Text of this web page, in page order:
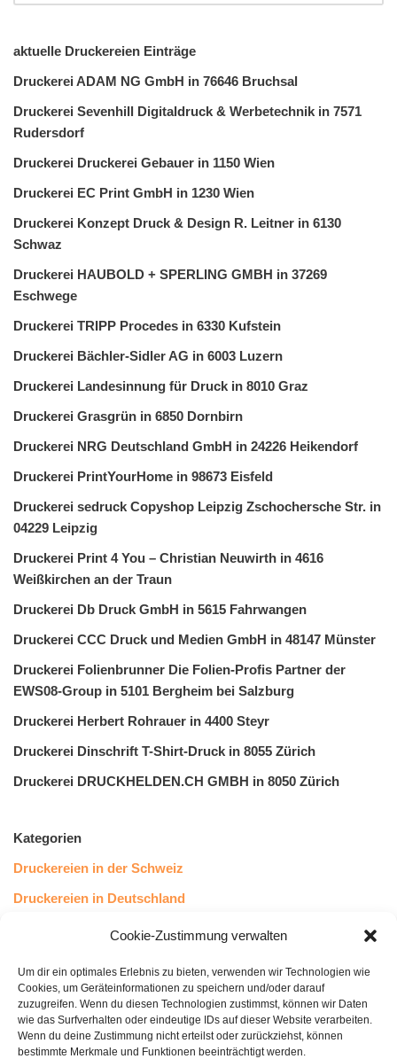
Cookie-Zustimmung verwalten
Um dir ein optimales Erlebnis zu bieten, verwenden wir Technologien wie
Cookies, um Geräteinformationen zu speichern und/oder darauf
zuzugreifen. Wenn du diesen Technologien zustimmst, können wir Daten
wie das Surfverhalten oder eindeutige IDs auf dieser Website verarbeiten.
Wenn du deine Zustimmung nicht erteilst oder zurückziehst, können
bestimmte Merkmale und Funktionen beeinträchtigt werden.
aktuelle Druckereien Einträge
Druckerei ADAM NG GmbH in 76646 Bruchsal
Druckerei Sevenhill Digitaldruck & Werbetechnik in 7571
Rudersdorf
Druckerei Druckerei Gebauer in 1150 Wien
Druckerei EC Print GmbH in 1230 Wien
Druckerei Konzept Druck & Design R. Leitner in 6130
Schwaz
Druckerei HAUBOLD + SPERLING GMBH in 37269
Eschwege
Druckerei TRIPP Procedes in 6330 Kufstein
Druckerei Bächler-Sidler AG in 6003 Luzern
Druckerei Landesinnung für Druck in 8010 Graz
Druckerei Grasgrün in 6850 Dornbirn
Druckerei NRG Deutschland GmbH in 24226 Heikendorf
Druckerei PrintYourHome in 98673 Eisfeld
Druckerei sedruck Copyshop Leipzig Zschochersche Str. in
04229 Leipzig
Druckerei Print 4 You – Christian Neuwirth in 4616
Weißkirchen an der Traun
Druckerei Db Druck GmbH in 5615 Fahrwangen
Druckerei CCC Druck und Medien GmbH in 48147 Münster
Druckerei Folienbrunner Die Folien-Profis Partner der
EWS08-Group in 5101 Bergheim bei Salzburg
Druckerei Herbert Rohrauer in 4400 Steyr
Druckerei Dinschrift T-Shirt-Druck in 8055 Zürich
Druckerei DRUCKHELDEN.CH GMBH in 8050 Zürich
Kategorien
Druckereien in der Schweiz
Druckereien in Deutschland
Druckereien in Österreich
Kundenstimmen